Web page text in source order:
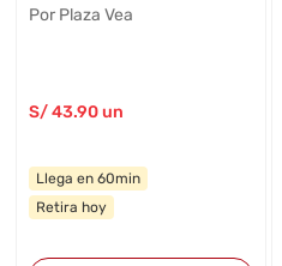
Por Plaza Vea
S/43.90 un
Llega en 60min
Retira hoy